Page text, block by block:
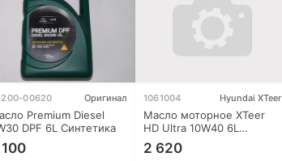
00620 Оригинал
Premium Diesel
DPF 6L Cинтетика
1061004 Hyundai XTeer
Масло моторное XTeer
HD Ultra 10W40 6L
синтетика
2 620